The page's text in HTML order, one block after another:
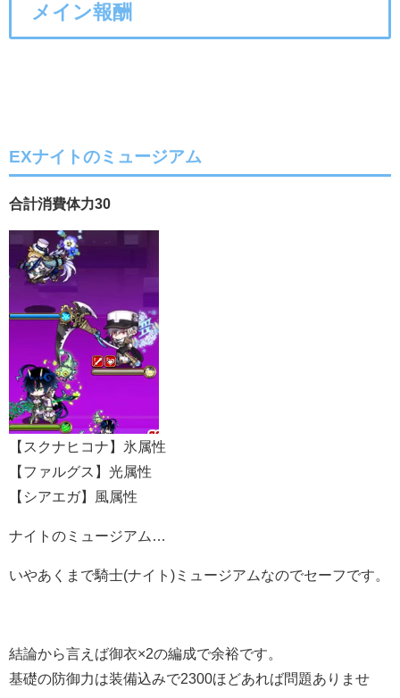
メイン報酬
EXナイトのミュージアム
合計消費体力30
【スクナヒコナ】氷属性
【ファルグス】光属性
【シアエガ】風属性
ナイトのミュージアム…
いやあくまで騎士(ナイト)ミュージアムなのでセーフです。
結論から言えば御衣×2の編成で余裕です。
基礎の防御力は装備込みで2300ほどあれば問題ありませ